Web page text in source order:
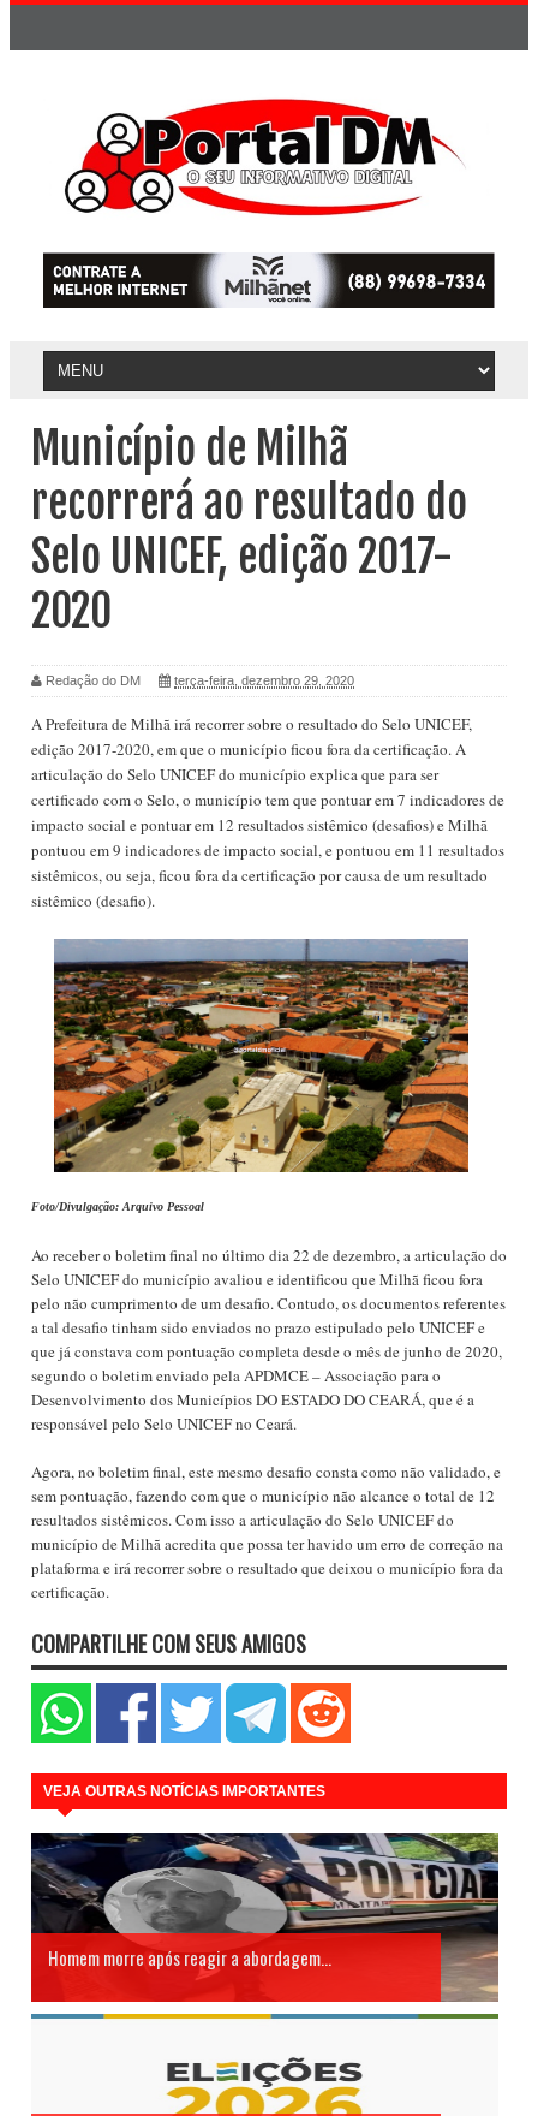
Município de Milhã
recorrerá ao resultado do
Selo UNICEF, edição 2017-
2020
Redação do DM terça-feira, dezembro 29, 2020
A Prefeitura de Milhã irá recorrer sobre o resultado do Selo UNICEF,
edição 2017-2020, em que o município ficou fora da certificação. A
articulação do Selo UNICEF do município explica que para ser
certificado com o Selo, o município tem que pontuar em 7 indicadores de
impacto social e pontuar em 12 resultados sistêmico (desafios) e Milhã
pontuou em 9 indicadores de impacto social, e pontuou em 11 resultados
sistêmicos, ou seja, ficou fora da certificação por causa de um resultado
sistêmico (desafio).
Foto/Divulgação: Arquivo Pessoal
Ao receber o boletim final no último dia 22 de dezembro, a articulação do
Selo UNICEF do município avaliou e identificou que Milhã ficou fora
pelo não cumprimento de um desafio. Contudo, os documentos referentes
a tal desafio tinham sido enviados no prazo estipulado pelo UNICEF e
que já constava com pontuação completa desde o mês de junho de 2020,
segundo o boletim enviado pela APDMCE – Associação para o
Desenvolvimento dos Municípios DO ESTADO DO CEARÁ, que é a
responsável pelo Selo UNICEF no Ceará.
Agora, no boletim final, este mesmo desafio consta como não validado, e
sem pontuação, fazendo com que o município não alcance o total de 12
resultados sistêmicos. Com isso a articulação do Selo UNICEF do
município de Milhã acredita que possa ter havido um erro de correção na
plataforma e irá recorrer sobre o resultado que deixou o município fora da
certificação.
COMPARTILHE COM SEUS AMIGOS
VEJA OUTRAS NOTÍCIAS IMPORTANTES
Homem morre após reagir a abordagem...